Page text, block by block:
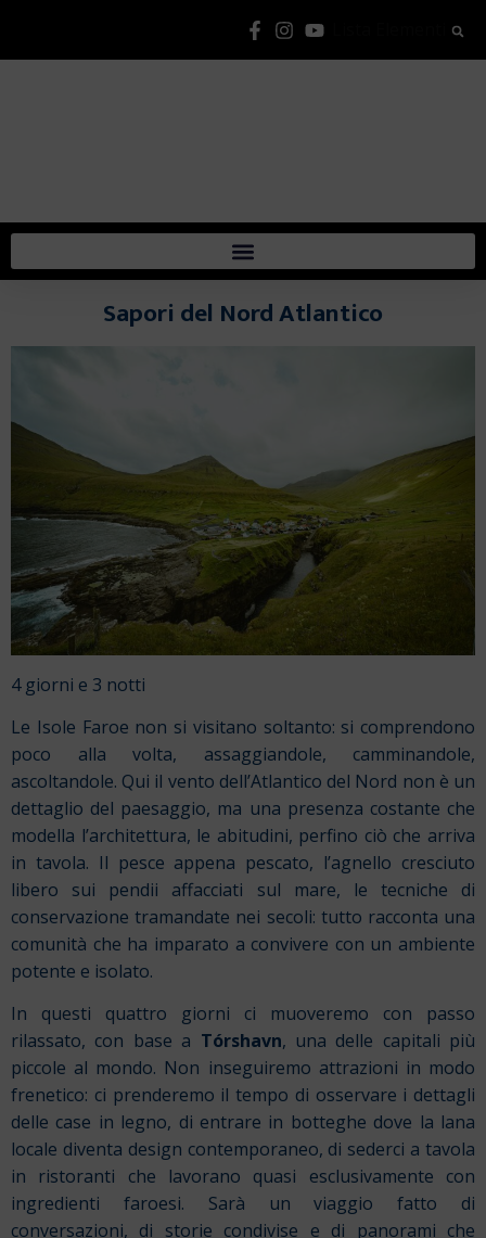
Sapori del Nord Atlantico
4 giorni e 3 notti
Le Isole Faroe non si visitano soltanto: si comprendono
poco alla volta, assaggiandole, camminandole,
ascoltandole. Qui il vento dell’Atlantico del Nord non è un
dettaglio del paesaggio, ma una presenza costante che
modella l’architettura, le abitudini, perfino ciò che arriva
in tavola. Il pesce appena pescato, l’agnello cresciuto
libero sui pendii affacciati sul mare, le tecniche di
conservazione tramandate nei secoli: tutto racconta una
comunità che ha imparato a convivere con un ambiente
potente e isolato.
In questi quattro giorni ci muoveremo con passo
rilassato, con base a Tórshavn, una delle capitali più
piccole al mondo. Non inseguiremo attrazioni in modo
frenetico: ci prenderemo il tempo di osservare i dettagli
delle case in legno, di entrare in botteghe dove la lana
locale diventa design contemporaneo, di sederci a tavola
in ristoranti che lavorano quasi esclusivamente con
ingredienti faroesi. Sarà un viaggio fatto di
conversazioni, di storie condivise e di panorami che